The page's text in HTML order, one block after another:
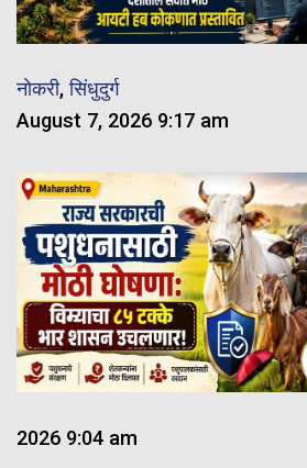
नोकरी,सिंधुदुर्ग
August 7, 2026 9:17 am
2026 9:04 am